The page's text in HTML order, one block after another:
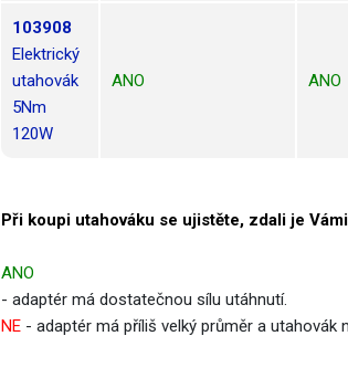
103908
Elektrický
utahovák
5Nm
120W
ANO ANO
Při koupi utahováku se ujistěte, zdali je
ANO
- adaptér má dostatečnou sílu utáhnutí.
NE- adaptér má příliš velký průměr a utahovák